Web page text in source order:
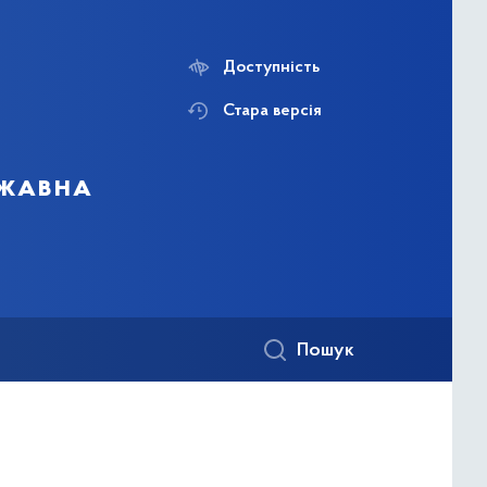
Доступність
Стара версія
Пошук